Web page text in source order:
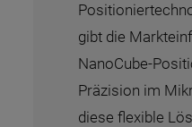
gibt die
NanoCube-
Präzision im
diese flexible